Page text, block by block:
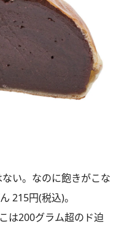
ない。なのに飽きがこな
215円(税込)。
は200グラム超のド迫